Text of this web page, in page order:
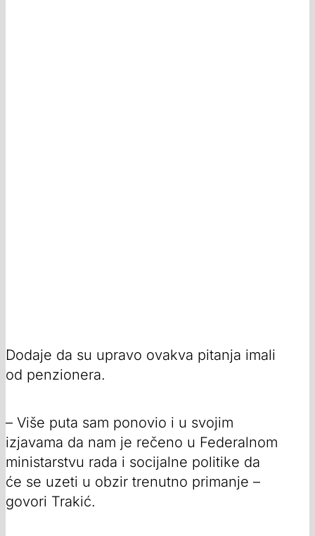
Dodaje da su upravo ovakva pitanja imali
od penzionera.
– Više puta sam ponovio i u svojim
izjavama da nam je rečeno u Federalnom
ministarstvu rada i socijalne politike da
će se uzeti u obzir trenutno primanje –
govori Trakić.